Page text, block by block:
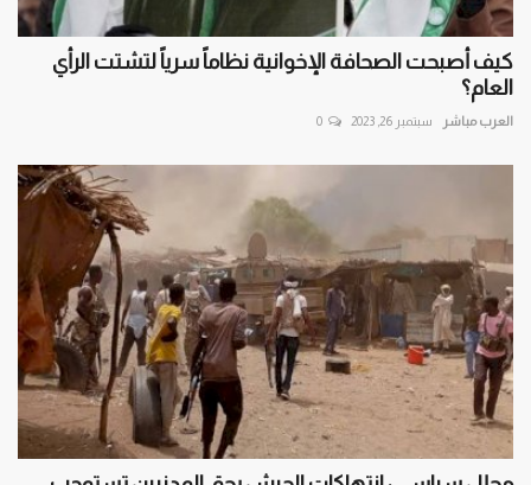
كيف أصبحت الصحافة الإخوانية نظاماً سرياً لتشتت الرأي
العام؟
العرب مباشر سبتمبر 26, 2023 0